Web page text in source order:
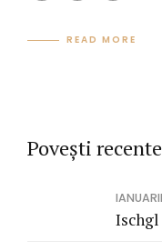
READ MORE
Povești recente